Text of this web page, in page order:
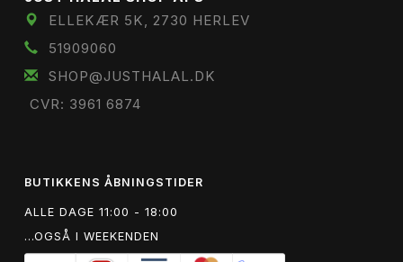
ELLEKÆR 5K, 2730 HERLEV
51909060
SHOP@JUSTHALAL.DK
CVR: 3961 6874
BUTIKKENS ÅBNINGSTIDER
ALLE DAGE 11:00 - 18:00
...OGSÅ I WEEKENDEN